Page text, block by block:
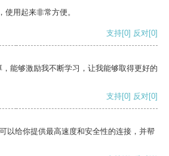
用起来非常方便。
支持[0] 反对[0]
能够激励我不断学习，让我能够取得更好的
支持[0] 反对[0]
以给你提供最高速度和安全性的连接，并帮